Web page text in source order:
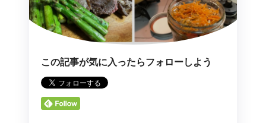
この記事が気に入ったらフォローしよう